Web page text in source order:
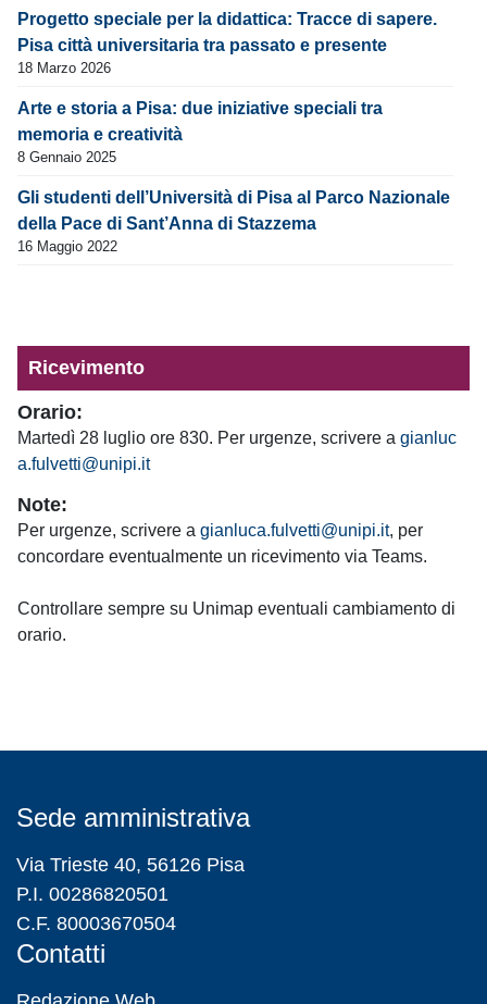
Progetto speciale per la didattica: Tracce di sapere.
Pisa città universitaria tra passato e presente
18 Marzo 2026
Arte e storia a Pisa: due iniziative speciali tra
memoria e creatività
8 Gennaio 2025
Gli studenti dell’Università di Pisa al Parco Nazionale
della Pace di Sant’Anna di Stazzema
16 Maggio 2022
Ricevimento
Orario:
Martedì 28 luglio ore 830. Per urgenze, scrivere a gianluc
a.fulvetti@unipi.it
Note:
Per urgenze, scrivere a gianluca.fulvetti@unipi.it, per
concordare eventualmente un ricevimento via Teams.
Controllare sempre su Unimap eventuali cambiamento di
orario.
Sede amministrativa
Via Trieste 40, 56126 Pisa
P.I. 00286820501
C.F. 80003670504
Contatti